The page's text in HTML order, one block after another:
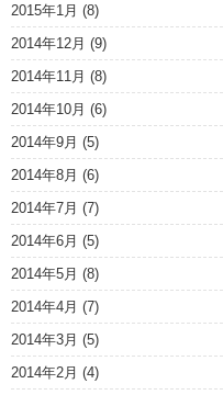
2015年1月 (8)
2014年12月 (9)
2014年11月 (8)
2014年10月 (6)
2014年9月 (5)
2014年8月 (6)
2014年7月 (7)
2014年6月 (5)
2014年5月 (8)
2014年4月 (7)
2014年3月 (5)
2014年2月 (4)